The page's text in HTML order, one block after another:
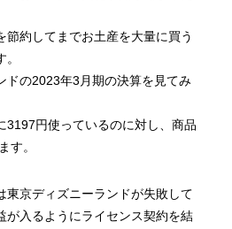
節約してまでお土産を大量に買う
ドの2023年3月期の決算を見てみ
3197円使っているのに対し、商品
す。
東京ディズニーランドが失敗して
が入るようにライセンス契約を結